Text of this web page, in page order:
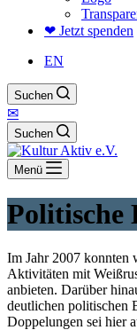
❤ Jetzt spenden
EN
Suchen
✉
Suchen
Menü
Politische
Im Jahr 2007 konnten
Aktivitäten mit
anbieten. Darüber
deutlichen politischen
Doppelungen sei hier